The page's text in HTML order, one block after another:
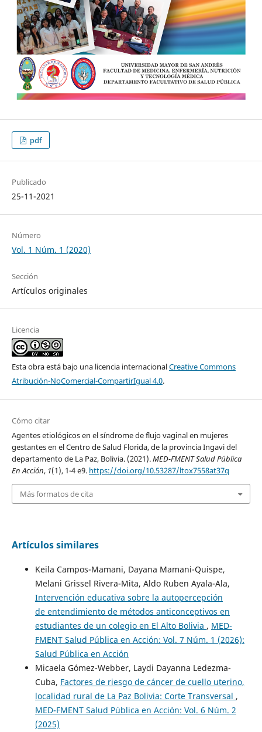
pdf
Publicado
25-11-2021
Número
Vol. 1 Núm. 1 (2020)
Sección
Artículos originales
Licencia
Esta obra está bajo una licencia internacionalCreative Commons
Atribución-NoComercial-CompartirIgual 4.0.
Cómo citar
Agentes etiológicos en el síndrome de flujo vaginal en mujeres
gestantes en el Centro de Salud Florida, de la provincia Ingavi del
departamento de La Paz, Bolivia. (2021).MED-FMENT Salud Pública
En Acción, 1(1), 1-4 e9. https://doi.org/10.53287/ltox7558at37q
Más formatos de cita
Artículos similares
Keila Campos-Mamani, Dayana Mamani-Quispe,
Melani Grissel Rivera-Mita, Aldo Ruben Ayala-Ala,
Intervención educativa sobre la autopercepción
de entendimiento de métodos anticonceptivos en
estudiantes de un colegio en El Alto Bolivia , MED-
FMENT Salud Pública en Acción: Vol. 7 Núm. 1 (2026):
Salud Pública en Acción
Micaela Gómez-Webber, Laydi Dayanna Ledezma-
Cuba, Factores de riesgo de cáncer de cuello uterino,
localidad rural de La Paz Bolivia: Corte Transversal ,
MED-FMENT Salud Pública en Acción: Vol. 6 Núm. 2
(2025)